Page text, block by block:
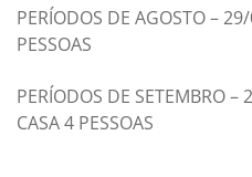
PERÍODOS DE AGOSTO –
PESSOAS
PERÍODOS DE SETEMBRO
CASA 4 PESSOAS